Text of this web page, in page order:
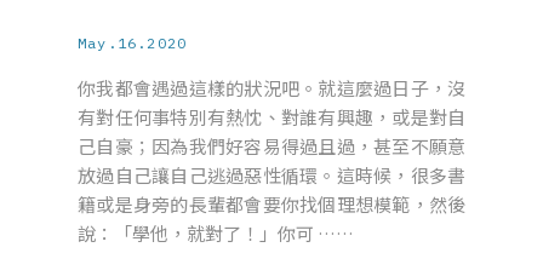
May.16.2020
你我都會遇過這樣的狀況吧。就這麼過日子，沒
有對任何事特別有熱忱、對誰有興趣，或是對自
己自豪；因為我們好容易得過且過，甚至不願意
放過自己讓自己逃過惡性循環。這時候，很多書
籍或是身旁的長輩都會要你找個理想模範，然後
說：「學他，就對了！」你可 ……